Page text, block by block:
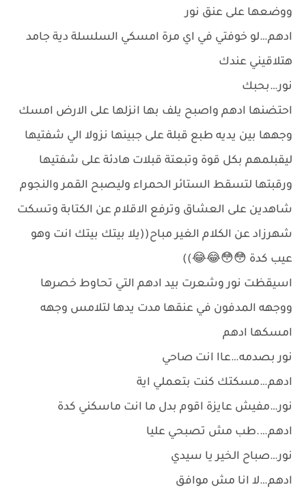
ووضعها على عنق نور
ادهم…لو خوفتي في اي مرة امسكي السلسلة دية جامد
هتلاقيني عندك
نور…بحبك
احتضنها ادهم واصبح يلف بها انزلها على الارض امسك
وجهها بين يديه طبع قبلة على جبينها نزولا الي شفتيها
ليقبلمهم بكل قوة وتبعتة قبلات هادئة على شفتيها
ورقبتها لتسقط الستائر الحمراء وليصبح القمر والنجوم
شاهدين على العشاق وترفع الاقلام عن الكتابة وتسكت
شهرزاد عن الكلام الغير مباح((يلا بيتك بيتك انت وهو
عيب كدة 😳😳😂😂))
اسيقظت نور وشعرت بيد ادهم التي تحاوط خصرها
ووجهه المدفون في عنقها مدت يدها لتلامس وجهه
امسكها ادهم
نور بصدمه…عاا انت صاحي
ادهم…مسكتك كنت بتعملي اية
نور…مفيش عايزة اقوم بدل ما انت ماسكني كدة
ادهم….طب مش تصبحي عليا
نور…صباح الخير يا سيدي
ادهم…لا انا مش موافق